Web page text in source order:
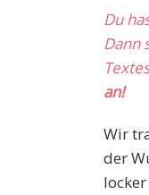
Du
Dann
an!
Wir
der